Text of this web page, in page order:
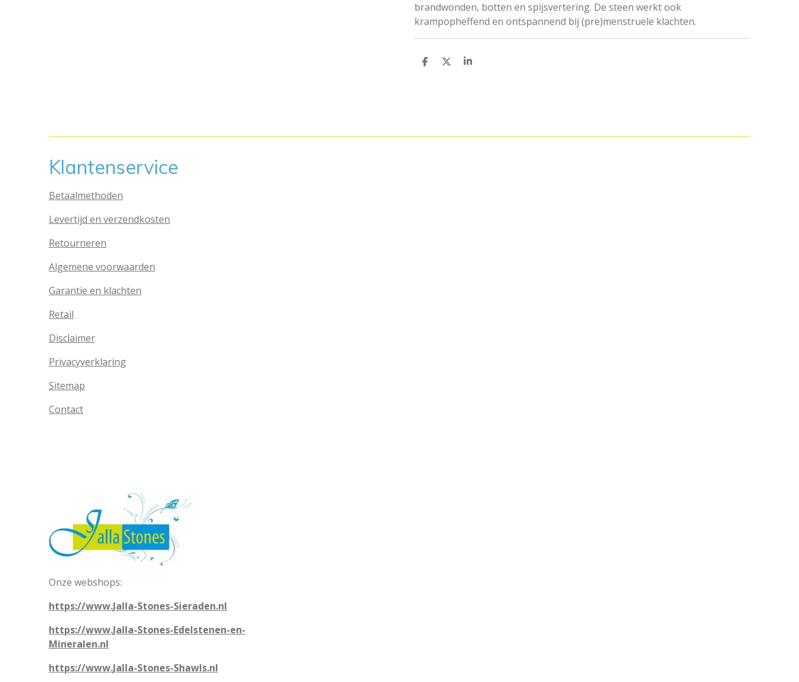
brandwonden, botten en spijsvertering. De steen werkt ook
krampopheffend en ontspannend bij (pre)menstruele klachten.
D
D
S
Klantenservice
Betaalmethoden
Levertijd en verzendkosten
Retourneren
Algemene voorwaarden
Garantie en klachten
Retail
Disclaimer
Privacyverklaring
Sitemap
Contact
Onze webshops:
https://www.Jalla-Stones-Sieraden.nl
https://www.Jalla-Stones-Edelstenen-en-
Mineralen.nl
https://www.Jalla-Stones-Shawls.nl